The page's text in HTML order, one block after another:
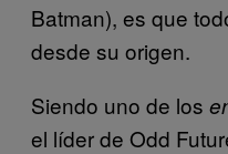
Batman), es que
desde su origen.
Siendo uno de los
el líder de Odd